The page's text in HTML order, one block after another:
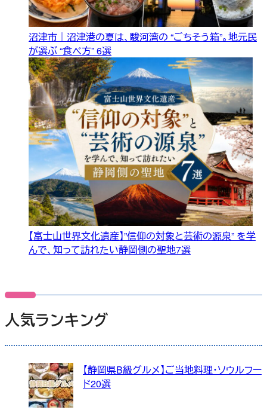
沼津市｜沼津港の夏は、駿河湾の “ごちそう箱”。地元民
が選ぶ “食べ方” 6選
【富士山世界文化遺産】”信仰の対象と芸術の源泉” を学
んで、知って訪れたい静岡側の聖地7選
人気ランキング
【静岡県B級グルメ】ご当地料理・ソウルフー
ド20選